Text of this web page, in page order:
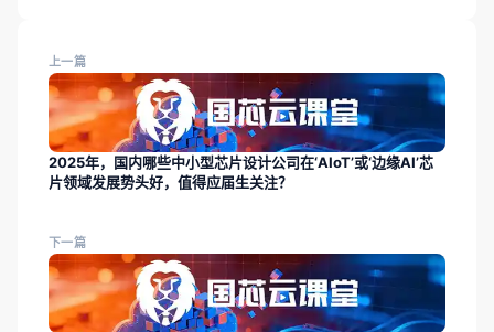
上一篇
2025年，国内哪些中小型芯片设计公司在‘AIoT’或‘边缘AI’芯
片领域发展势头好，值得应届生关注？
下一篇